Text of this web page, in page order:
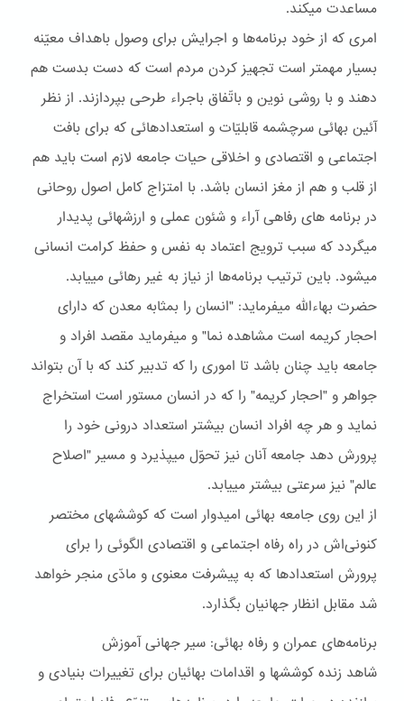
مساعدت ميکند.
امری که از خود برنامه‌ها و اجرايش برای وصول باهداف معيّنه
بسيار مهمتر است تجهيز کردن مردم است که دست بدست هم
دهند و با روشی نوين و باتّفاق باجراء طرحی بپردازند. از نظر
آئين بهائی سرچشمه قابليّات و استعدادهائی که برای بافت
اجتماعی و اقتصادی و اخلاقی حيات جامعه لازم است بايد هم
از قلب و هم از مغز انسان باشد. با امتزاج کامل اصول روحانی
در برنامه های رفاهی آراء و شئون عملی و ارزشهائی پديدار
ميگردد که سبب ترويج اعتماد به نفس و حفظ کرامت انسانی
ميشود. باين ترتيب برنامه‌ها از نياز به غير رهائی مييابد.
حضرت بهاءاللّه ميفرمايد: "انسان را بمثابه معدن که دارای
احجار کريمه است مشاهده نما" و ميفرمايد مقصد افراد و
جامعه بايد چنان باشد تا اموری را که تدبير کند که با آن بتواند
جواهر و "احجار کريمه" را که در انسان مستور است استخراج
نمايد و هر چه افراد انسان بيشتر استعداد درونی خود را
پرورش دهد جامعه آنان نيز تحوّل ميپذيرد و مسير "اصلاح
عالم" نيز سرعتی بيشتر مييابد.
از اين روی جامعه بهائی اميدوار است که کوششهای مختصر
کنونی‌اش در راه رفاه اجتماعی و اقتصادی الگوئی را برای
پرورش استعدادها که به پيشرفت معنوی و مادّی منجر خواهد
شد مقابل انظار جهانيان بگذارد.
برنامه‌هاى عمران و رفاه بهائى: سير جهانى آموزش
شاهد زنده کوششها و اقدامات بهائيان برای تغييرات بنيادی و